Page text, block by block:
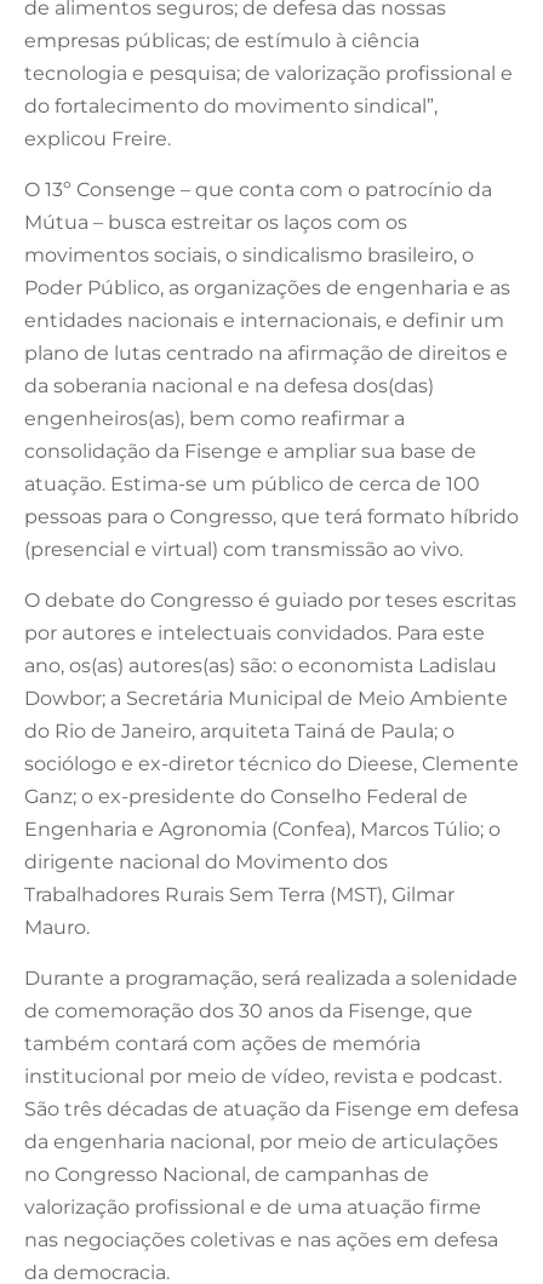
de alimentos seguros; de defesa das nossas
empresas públicas; de estímulo à ciência
tecnologia e pesquisa; de valorização profissional e
do fortalecimento do movimento sindical”,
explicou Freire.
O 13º Consenge – que conta com o patrocínio da
Mútua – busca estreitar os laços com os
movimentos sociais, o sindicalismo brasileiro, o
Poder Público, as organizações de engenharia e as
entidades nacionais e internacionais, e definir um
plano de lutas centrado na afirmação de direitos e
da soberania nacional e na defesa dos(das)
engenheiros(as), bem como reafirmar a
consolidação da Fisenge e ampliar sua base de
atuação. Estima-se um público de cerca de 100
pessoas para o Congresso, que terá formato híbrido
(presencial e virtual) com transmissão ao vivo.
O debate do Congresso é guiado por teses escritas
por autores e intelectuais convidados. Para este
ano, os(as) autores(as) são: o economista Ladislau
Dowbor; a Secretária Municipal de Meio Ambiente
do Rio de Janeiro, arquiteta Tainá de Paula; o
sociólogo e ex-diretor técnico do Dieese, Clemente
Ganz; o ex-presidente do Conselho Federal de
Engenharia e Agronomia (Confea), Marcos Túlio; o
dirigente nacional do Movimento dos
Trabalhadores Rurais Sem Terra (MST), Gilmar
Mauro.
Durante a programação, será realizada a solenidade
de comemoração dos 30 anos da Fisenge, que
também contará com ações de memória
institucional por meio de vídeo, revista e podcast.
São três décadas de atuação da Fisenge em defesa
da engenharia nacional, por meio de articulações
no Congresso Nacional, de campanhas de
valorização profissional e de uma atuação firme
nas negociações coletivas e nas ações em defesa
da democracia.